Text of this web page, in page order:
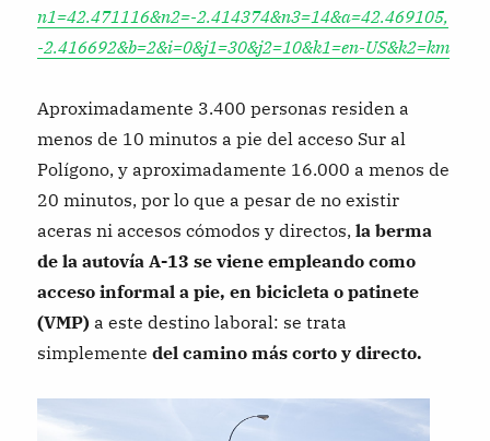
n1=42.471116&n2=-2.414374&n3=14&a=42.469105,
-2.416692&b=2&i=0&j1=30&j2=10&k1=en-US&k2=km
Aproximadamente 3.400 personas residen a
menos de 10 minutos a pie del acceso Sur al
Polígono, y aproximadamente 16.000 a menos de
20 minutos, por lo que a pesar de no existir
aceras ni accesos cómodos y directos,la berma
de la autovía A-13 se viene empleando como
acceso informal a pie, en bicicleta o patinete
(VMP)a este destino laboral: se trata
simplementedel camino más corto y directo.